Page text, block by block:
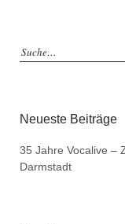
Neueste Beiträge
35 Jahre Vocalive –
Darmstadt